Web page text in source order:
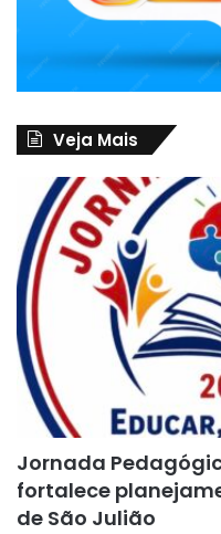
Veja Mais
Jornada
fortalece
de São Julião